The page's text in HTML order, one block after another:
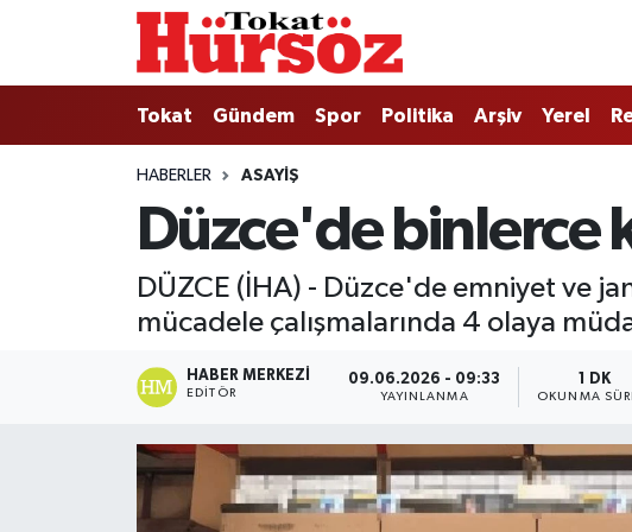
Tokat Gündem Spor Politika Arşiv Yerel
HABERLER ASAYIŞ
Düzce'de binlerce
DÜZCE (İHA) - Düzce'de emniyet ve
mücadele çalışmalarında 4 olaya
HABER MERKEZI
EDITÖR
09.06.2026 - 09:33
YAYINLANMA
1 DK
OKUNMA
Tokat
Türkiye Gündemi
Gündem
Politika
Tokat Spor
Nöbetçi Eczaneler
Hava Durumu
Tokat Namaz Vakitleri
Trafik Durumu
Süper Lig Puan Durumu ve Fikstür
Tüm Manşetler
Son Dakika Haberleri
Haber Arşivi